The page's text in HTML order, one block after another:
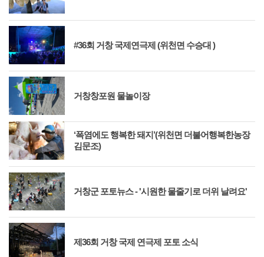
#36회 거창 국제연극제 (위천면 수승대 )
거창창포원 물놀이장
‘폭염에도 행복한 돼지’(위천면 더불어행복한농장
김문조)
거창군 포토뉴스 - '시원한 물줄기로 더위 날려요'
제36회 거창 국제 연극제 포토 소식